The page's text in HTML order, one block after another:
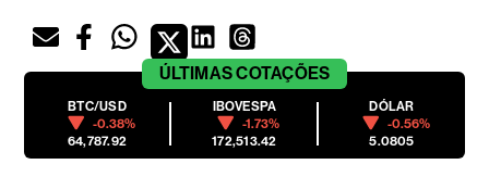
ÚLTIMASCOTAÇÕES
BTC/USD
-0.38%
64,787.92
IBOVESPA
-1.73%
172,513.42
DÓLAR
-0.56%
5.0805